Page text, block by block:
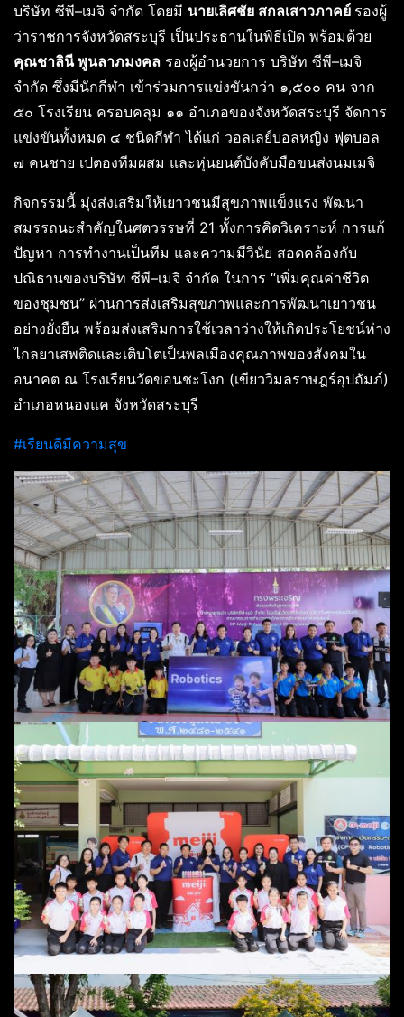
บริษัท ซีพี–เมจิ จำกัด โดยมี นายเลิศชัย สกลเสาวภาคย์ รองผู้
ว่าราชการจังหวัดสระบุรี เป็นประธานในพิธีเปิด พร้อมด้วย
คุณชาลินี พูนลาภมงคล รองผู้อำนวยการ บริษัท ซีพี–เมจิ
จำกัด ซึ่งมีนักกีฬา เข้าร่วมการแข่งขันกว่า ๑,๕๐๐ คน จาก
๕๐ โรงเรียน ครอบคลุม ๑๑ อำเภอของจังหวัดสระบุรี จัดการ
แข่งขันทั้งหมด ๔ ชนิดกีฬา ได้แก่ วอลเลย์บอลหญิง ฟุตบอล
๗ คนชาย เปตองทีมผสม และหุ่นยนต์บังคับมือขนส่งนมเมจิ
กิจกรรมนี้ มุ่งส่งเสริมให้เยาวชนมีสุขภาพแข็งแรง พัฒนา
สมรรถนะสำคัญในศตวรรษที่ 21 ทั้งการคิดวิเคราะห์ การแก้
ปัญหา การทำงานเป็นทีม และความมีวินัย สอดคล้องกับ
ปณิธานของบริษัท ซีพี–เมจิ จำกัด ในการ “เพิ่มคุณค่าชีวิต
ของชุมชน” ผ่านการส่งเสริมสุขภาพและการพัฒนาเยาวชน
อย่างยั่งยืน พร้อมส่งเสริมการใช้เวลาว่างให้เกิดประโยชน์ห่าง
ไกลยาเสพติดและเติบโตเป็นพลเมืองคุณภาพของสังคมใน
อนาคต ณ โรงเรียนวัดขอนชะโงก (เขียววิมลราษฎร์อุปถัมภ์)
อำเภอหนองแค จังหวัดสระบุรี
#เรียนดีมีความสุข